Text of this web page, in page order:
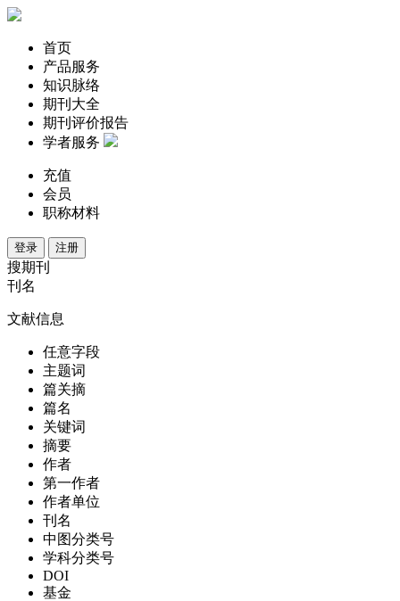
首页
产品服务
知识脉络
期刊大全
期刊评价报告
学者服务
充值
会员
职称材料
登录 注册
搜期刊
刊名
文献信息
任意字段
主题词
篇关摘
篇名
关键词
摘要
作者
第一作者
作者单位
刊名
中图分类号
学科分类号
DOI
基金